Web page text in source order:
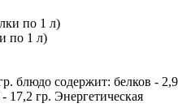
по 1 л)
блюдо содержит: белков - 2,9
17,2 гр. Энергетическая